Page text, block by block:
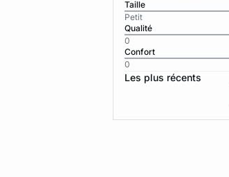
Taille
Petit
Qualité
0
Confort
0
Les plus récents